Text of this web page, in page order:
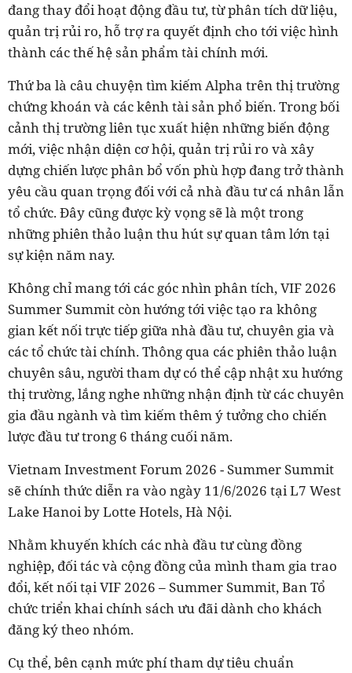
đang thay đổi hoạt động đầu tư, từ phân tích dữ liệu,
quản trị rủi ro, hỗ trợ ra quyết định cho tới việc hình
thành các thế hệ sản phẩm tài chính mới.
Thứ ba là câu chuyện tìm kiếm Alpha trên thị trường
chứng khoán và các kênh tài sản phổ biến. Trong bối
cảnh thị trường liên tục xuất hiện những biến động
mới, việc nhận diện cơ hội, quản trị rủi ro và xây
dựng chiến lược phân bổ vốn phù hợp đang trở thành
yêu cầu quan trọng đối với cả nhà đầu tư cá nhân lẫn
tổ chức. Đây cũng được kỳ vọng sẽ là một trong
những phiên thảo luận thu hút sự quan tâm lớn tại
sự kiện năm nay.
Không chỉ mang tới các góc nhìn phân tích, VIF 2026
Summer Summit còn hướng tới việc tạo ra không
gian kết nối trực tiếp giữa nhà đầu tư, chuyên gia và
các tổ chức tài chính. Thông qua các phiên thảo luận
chuyên sâu, người tham dự có thể cập nhật xu hướng
thị trường, lắng nghe những nhận định từ các chuyên
gia đầu ngành và tìm kiếm thêm ý tưởng cho chiến
lược đầu tư trong 6 tháng cuối năm.
Vietnam Investment Forum 2026 - Summer Summit
sẽ chính thức diễn ra vào ngày 11/6/2026 tại L7 West
Lake Hanoi by Lotte Hotels, Hà Nội.
Nhằm khuyến khích các nhà đầu tư cùng đồng
nghiệp, đối tác và cộng đồng của mình tham gia trao
đổi, kết nối tại VIF 2026 – Summer Summit, Ban Tổ
chức triển khai chính sách ưu đãi dành cho khách
đăng ký theo nhóm.
Cụ thể, bên cạnh mức phí tham dự tiêu chuẩn